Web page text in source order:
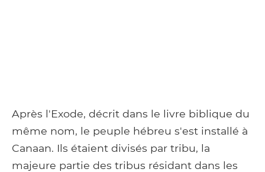
Après l'Exode, décrit dans le livre biblique du
même nom, le peuple hébreu s'est installé à
Canaan. Ils étaient divisés par tribu, la
majeure partie des tribus résidant dans les